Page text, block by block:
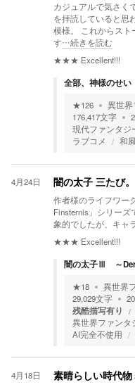
カジュアルで気さく
を拝読していると思
模様。 これからスト
す…続きを読む
★★★ Excellent!!!
全部、神様のせ
★126 異世界
176,417文字
現代ファンタジ
ラブコメ
和風
4月24日 闇の太子 三たび。
作者様のライフワー
Finsternis」シリー
象的でしたが、キャ
★★★ Excellent!!!
闇の太子Ⅲ ～Der
★18 異世界
29,029文字
残酷描写有り
異世界ファンタ
AI完全不使用
4月18日 素晴らしい時代物